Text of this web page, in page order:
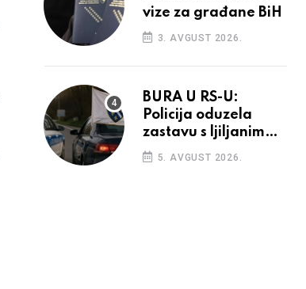
vize za građane BiH
3. AVGUST 2026.
BURA U RS-U:
Policija oduzela
zastavu s ljiljanima,
uručila prekršajni
nalog
5. AVGUST 2026.